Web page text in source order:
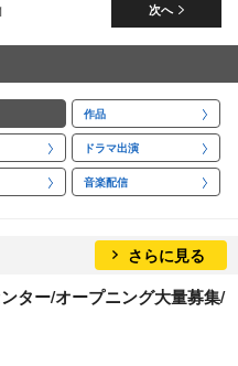
次へ
作品
ドラマ出演
音楽配信
さらに見る
ター/オープニング大量募集/